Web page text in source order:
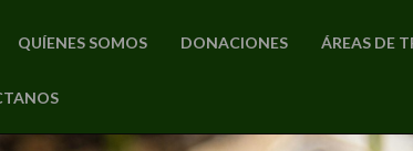
QUÍENES SOMOS DONACIONES ÁREAS DE